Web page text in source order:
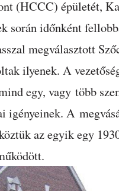
(HCCC) épületét,
során időnként
megválasztott
ilyenek. A
egy, vagy több
igényeinek. A
az egyik egy